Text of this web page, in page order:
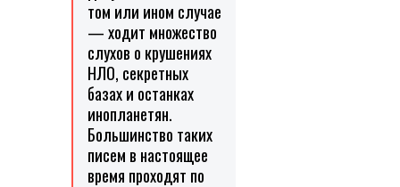
том или ином случае
— ходит множество
слухов о крушениях
НЛО, секретных
базах и останках
инопланетян.
Большинство таких
писем в настоящее
время проходят по